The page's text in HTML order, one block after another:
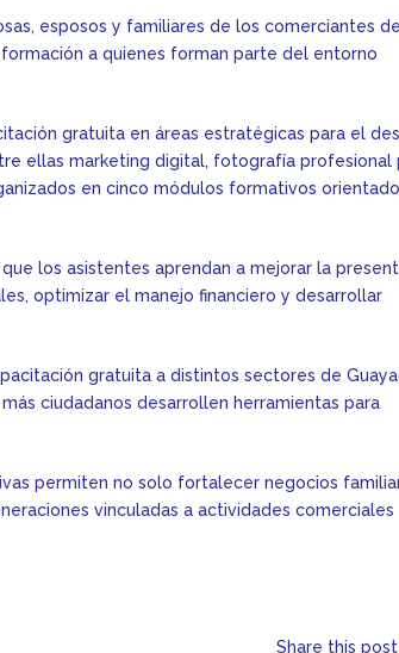
esposos y familiares de los comerciantes
a quienes forman parte del entorno
gratuita en áreas estratégicas para el
ellas marketing digital, fotografía profesional
en cinco módulos formativos
los asistentes aprendan a mejorar la
optimizar el manejo financiero y desarrollar
gratuita a distintos sectores de
ciudadanos desarrollen herramientas para
permiten no solo fortalecer negocios
vinculadas a actividades comerciales
Share this post